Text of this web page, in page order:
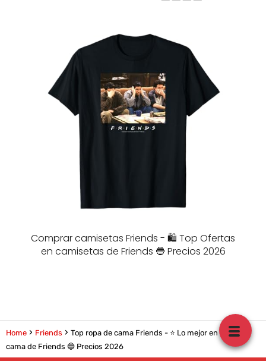
Comprar camisetas Friends - 🛍️ Top Ofertas
en camisetas de Friends 🔵 Precios 2026
Home Friends
Top ropa de cama Friends - ⭐️ Lo mejor en ropa de
cama de Friends 🔵 Precios 2026